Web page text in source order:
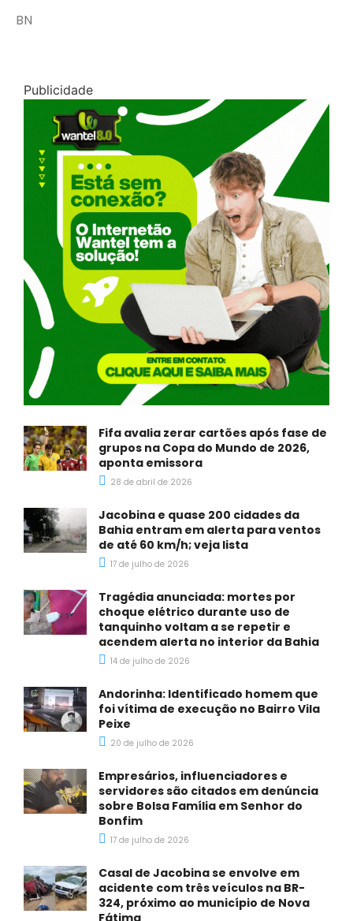
BN
Publicidade
Fifa avalia zerar cartões após fase de
grupos na Copa do Mundo de 2026,
aponta emissora
28 de abril de 2026
Jacobina e quase 200 cidades da
Bahia entram em alerta para ventos
de até 60 km/h; veja lista
17 de julho de 2026
Tragédia anunciada: mortes por
choque elétrico durante uso de
tanquinho voltam a se repetir e
acendem alerta no interior da Bahia
14 de julho de 2026
Andorinha: Identificado homem que
foi vítima de execução no Bairro Vila
Peixe
20 de julho de 2026
Empresários, influenciadores e
servidores são citados em denúncia
sobre Bolsa Família em Senhor do
Bonfim
17 de julho de 2026
Casal de Jacobina se envolve em
acidente com três veículos na BR-
324, próximo ao município de Nova